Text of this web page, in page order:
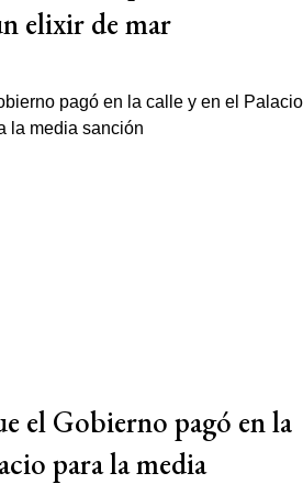
elixir de mar
el Gobierno pagó en la
para la media